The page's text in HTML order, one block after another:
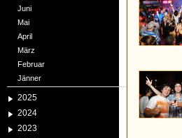
Juni
Mai
April
März
Februar
Jänner
2025
2024
2023